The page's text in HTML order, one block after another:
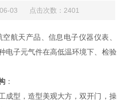
06-03 点击次数：2401
空航天产品、信息电子仪器仪表、
电子元气件在高低温环境下、检验
：
型，造型美观大方，双开门，操